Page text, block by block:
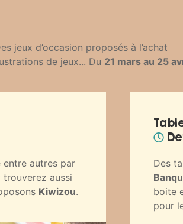
jeux d’occasion proposés à l’achat
de jeux... Du 21 mars au 25
entre autres par
trouverez aussi
Kiwizou.
Des
boite
pour